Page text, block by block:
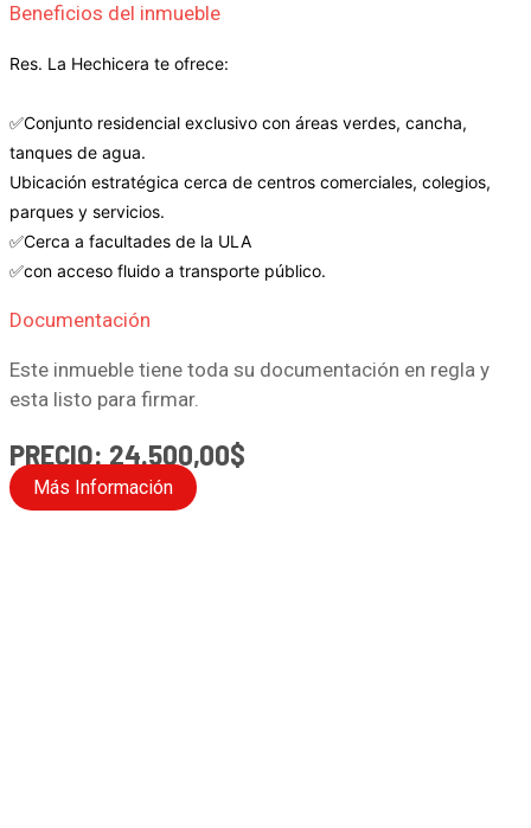
Beneficios del inmueble
Res. La Hechicera te ofrece:
✅️Conjunto residencial exclusivo con áreas verdes, cancha,
tanques de agua.
Ubicación estratégica cerca de centros comerciales, colegios,
parques y servicios.
✅Cerca a facultades de la ULA
✅con acceso fluido a transporte público.
Documentación
Este inmueble tiene toda su documentación en regla y
esta listo para firmar.
PRECIO: 24.500,00$
Más Información